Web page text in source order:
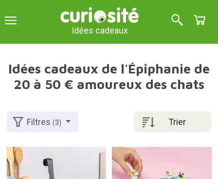
Idées cadeaux
Idées cadeaux de l'Épiphanie de
20 à 50 € amoureux des chats
Trier
Filtres(3)